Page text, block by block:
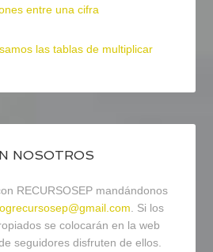
entre una cifra
las tablas de multiplicar
NOSOTROS
RECURSOSEP mandándonos
. Si los
se colocarán en la web
seguidores disfruten de ellos.